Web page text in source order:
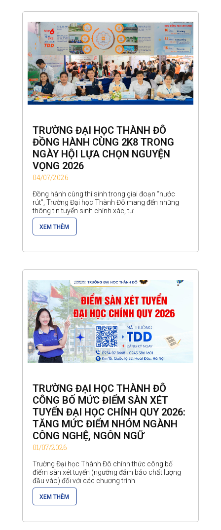
TRƯỜNG ĐẠI HỌC THÀNH ĐÔ
ĐỒNG HÀNH CÙNG 2K8 TRONG
NGÀY HỘI LỰA CHỌN NGUYỆN
VỌNG 2026
04/07/2026
Đồng hành cùng thí sinh trong giai đoạn “nước
rút”, Trường Đại học Thành Đô mang đến những
thông tin tuyển sinh chính xác, tư
XEM THÊM
TRƯỜNG ĐẠI HỌC THÀNH ĐÔ
CÔNG BỐ MỨC ĐIỂM SÀN XÉT
TUYỂN ĐẠI HỌC CHÍNH QUY 2026:
TĂNG MỨC ĐIỂM NHÓM NGÀNH
CÔNG NGHỆ, NGÔN NGỮ
01/07/2026
Trường Đại học Thành Đô chính thức công bố
điểm sàn xét tuyển (ngưỡng đảm bảo chất lượng
đầu vào) đối với các chương trình
XEM THÊM